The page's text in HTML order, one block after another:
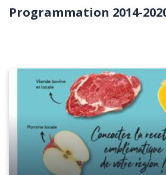
Body
Programmation 2014-